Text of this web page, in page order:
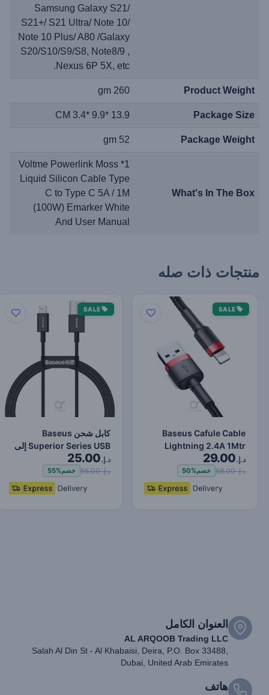
Samsung Galaxy S21/
S21+/ S21 Ultra/ Note 10/
Note 10 Plus/ A80 /Galaxy
S20/S10/S9/S8, Note8/9 ,
Nexus 6P 5X, etc.
Product Weight
260 gm
Package Size
13.9 *9.9 *3.4 CM
Package Weight
52 gm
What's In The Box
1* Voltme Powerlink Moss
Liquid Silicon Cable Type
C to Type C 5A / 1M
(100W) Emarker White
And User Manual
منتجات ذات صله
SALE
Baseus Cafule Cable
Lightning 2.4A 1Mtr
Red+Black
د.إ.29.00
د.إ. 58.00 خصم50%
SALE
كابل شحن Baseus
Superior Series USB إلى
Lightning-Fast لنقل البي…
د.إ.25.00
د.إ. 55.00 خصم55%
العنوان الكامل
AL ARQOOB Trading LLC
Salah Al Din St - Al Khabaisi, Deira, P.O. Box 33488,
Dubai, United Arab Emirates
هاتف